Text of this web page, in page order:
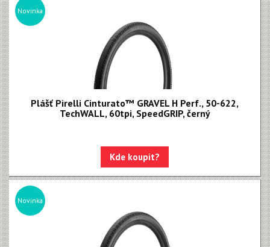
Novinka
Plášť Pirelli Cinturato™ GRAVEL H Perf., 50-622,
TechWALL, 60tpi, SpeedGRIP, černý
Kde koupit?
Novinka